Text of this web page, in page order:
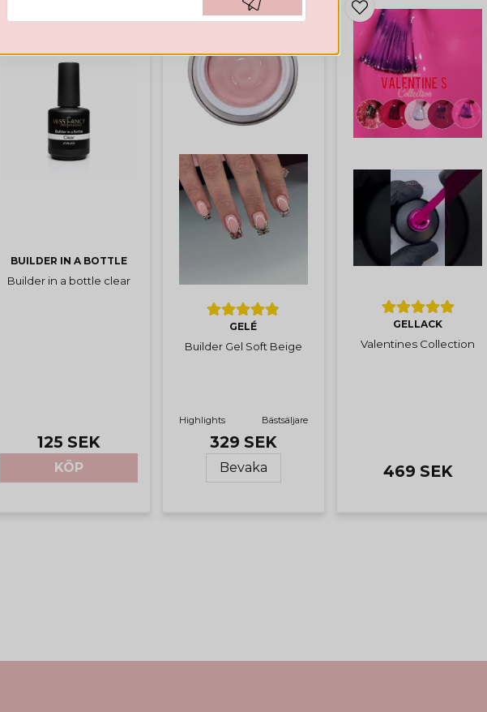
BUILDER IN A BOTTLE
Builder in a bottle clear
125 SEK
KÖP
GELÉ
Builder Gel Soft Beige
Highlights Bästsäljare
329 SEK
Bevaka
GELLACK
Valentines Collection
469 SEK
Hämta kod